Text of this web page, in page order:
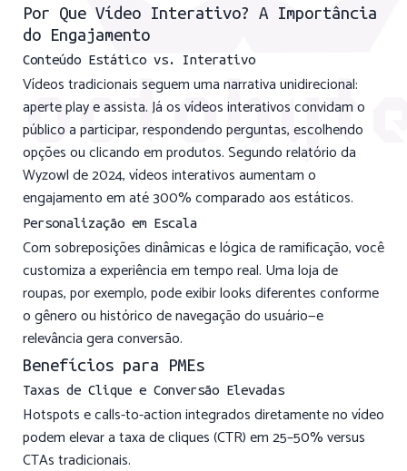
Por Que Vídeo Interativo? A Importância
do Engajamento
Conteúdo Estático vs. Interativo
Vídeos tradicionais seguem uma narrativa unidirecional:
aperte play e assista. Já os vídeos interativos convidam o
público a participar, respondendo perguntas, escolhendo
opções ou clicando em produtos. Segundo relatório da
Wyzowl de 2024, vídeos interativos aumentam o
engajamento em até 300% comparado aos estáticos.
Personalização em Escala
Com sobreposições dinâmicas e lógica de ramificação, você
customiza a experiência em tempo real. Uma loja de
roupas, por exemplo, pode exibir looks diferentes conforme
o gênero ou histórico de navegação do usuário—e
relevância gera conversão.
Benefícios para PMEs
Taxas de Clique e Conversão Elevadas
Hotspots e calls-to-action integrados diretamente no vídeo
podem elevar a taxa de cliques (CTR) em 25–50% versus
CTAs tradicionais.